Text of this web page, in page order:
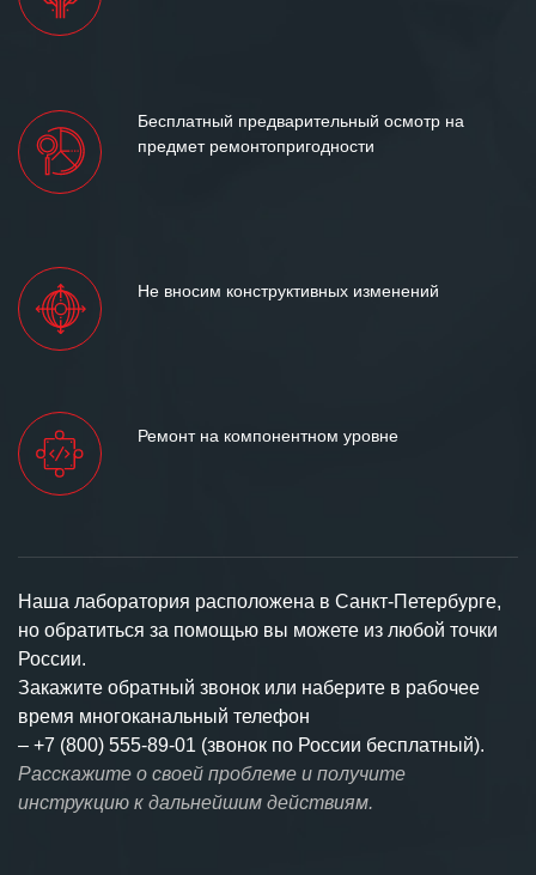
Бесплатный предварительный осмотр на
предмет ремонтопригодности
Не вносим конструктивных изменений
Ремонт на компонентном уровне
Наша лаборатория расположена в Санкт-Петербурге,
но обратиться за помощью вы можете из любой точки
России.
Закажите обратный звонок или наберите в рабочее
время многоканальный телефон
– +7 (800) 555-89-01 (звонок по России бесплатный).
Расскажите о своей проблеме и получите
инструкцию к дальнейшим действиям.